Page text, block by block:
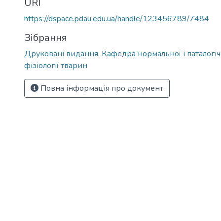
URI
https://dspace.pdau.edu.ua/handle/123456789/7484
Зібрання
Друковані видання. Кафедра нормальної і
фізіології тварин
Повна інформація про документ